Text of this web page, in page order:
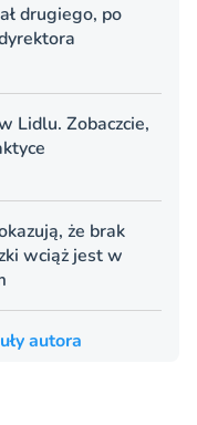
drugiego, po
Lidlu. Zobaczcie,
że brak
wciąż jest w
autora